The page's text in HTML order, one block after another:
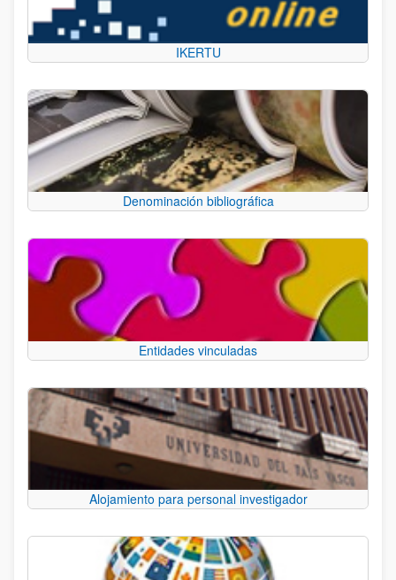
IKERTU
Denominación bibliográfica
Entidades vinculadas
Alojamiento para personal investigador